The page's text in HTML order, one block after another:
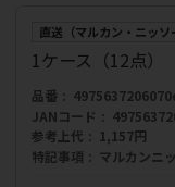
直送（マルカン・ニッソ
1ケース（12点）
品番
JANコード
参考上代
1,157円
特記事項
マルカンニ